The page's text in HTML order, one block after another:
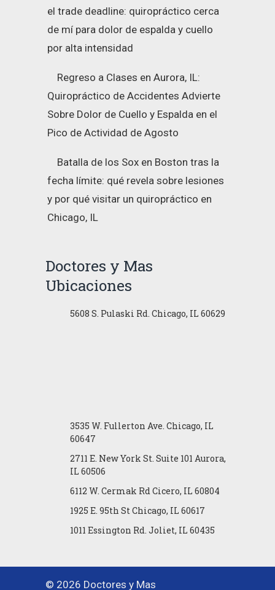
el trade deadline: quiropráctico cerca
de mí para dolor de espalda y cuello
por alta intensidad
Regreso a Clases en Aurora, IL:
Quiropráctico de Accidentes Advierte
Sobre Dolor de Cuello y Espalda en el
Pico de Actividad de Agosto
Batalla de los Sox en Boston tras la
fecha límite: qué revela sobre lesiones
y por qué visitar un quiropráctico en
Chicago, IL
Doctores y Mas
Ubicaciones
5608 S. Pulaski Rd. Chicago, IL 60629
3535 W. Fullerton Ave. Chicago, IL
60647
2711 E. New York St. Suite 101 Aurora,
IL 60506
6112 W. Cermak Rd Cicero, IL 60804
1925 E. 95th St Chicago, IL 60617
1011 Essington Rd. Joliet, IL 60435
© 2026 Doctores y Mas